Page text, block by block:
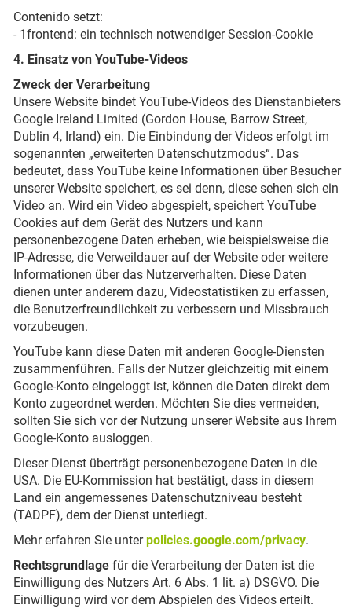
Contenido setzt:
- 1frontend: ein technisch notwendiger Session-Cookie
4. Einsatz von YouTube-Videos
Zweck der Verarbeitung
Unsere Website bindet YouTube-Videos des Dienstanbieters
Google Ireland Limited (Gordon House, Barrow Street,
Dublin 4, Irland) ein. Die Einbindung der Videos erfolgt im
sogenannten „erweiterten Datenschutzmodus“. Das
bedeutet, dass YouTube keine Informationen über Besucher
unserer Website speichert, es sei denn, diese sehen sich ein
Video an. Wird ein Video abgespielt, speichert YouTube
Cookies auf dem Gerät des Nutzers und kann
personenbezogene Daten erheben, wie beispielsweise die
IP-Adresse, die Verweildauer auf der Website oder weitere
Informationen über das Nutzerverhalten. Diese Daten
dienen unter anderem dazu, Videostatistiken zu erfassen,
die Benutzerfreundlichkeit zu verbessern und Missbrauch
vorzubeugen.
YouTube kann diese Daten mit anderen Google-Diensten
zusammenführen. Falls der Nutzer gleichzeitig mit einem
Google-Konto eingeloggt ist, können die Daten direkt dem
Konto zugeordnet werden. Möchten Sie dies vermeiden,
sollten Sie sich vor der Nutzung unserer Website aus Ihrem
Google-Konto ausloggen.
Dieser Dienst überträgt personenbezogene Daten in die
USA. Die EU-Kommission hat bestätigt, dass in diesem
Land ein angemessenes Datenschutzniveau besteht
(TADPF), dem der Dienst unterliegt.
Mehr erfahren Sie unterpolicies.google.com/privacy.
Rechtsgrundlage für die Verarbeitung der Daten ist die
Einwilligung des Nutzers Art. 6 Abs. 1 lit. a) DSGVO. Die
Einwilligung wird vor dem Abspielen des Videos erteilt.